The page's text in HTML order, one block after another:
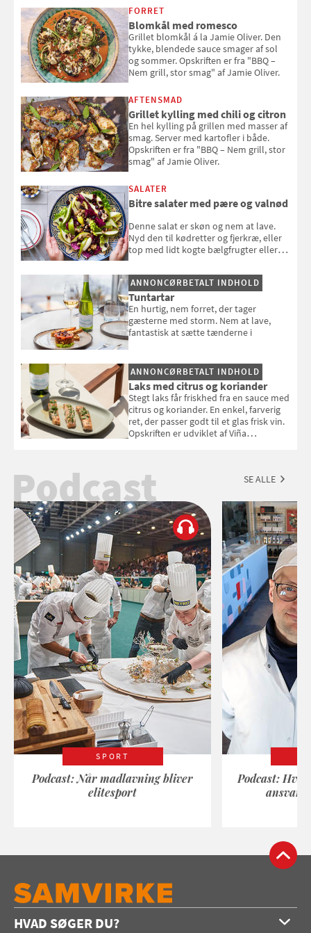
smag" af Jamie Oliver.
FORRET
Blomkål med romesco
Grillet blomkål á la Jamie Oliver. Den
tykke, blendede sauce smager af sol
og sommer. Opskriften er fra "BBQ –
Nem grill, stor smag" af Jamie Oliver.
AFTENSMAD
Grillet kylling med chili og citron
En hel kylling på grillen med masser af
smag. Server med kartofler i både.
Opskriften er fra "BBQ – Nem grill, stor
smag" af Jamie Oliver.
SALATER
Bitre salater med pære og valnød
Denne salat er skøn og nem at lave.
Nyd den til kødretter og fjerkræ, eller
top med lidt kogte bælgfrugter eller
selvstændigt måltid. Opskriften er fra
Louisa Lorangs kogebog "Salat".
ANNONCØRBETALT INDHOLD
Tuntartar
En hurtig, nem forret, der tager
gæsterne med storm. Nem at lave,
fantastisk at sætte tænderne i
ANNONCØRBETALT INDHOLD
Laks med citrus og koriander
Stegt laks får friskhed fra en sauce med
citrus og koriander. En enkel, farverig
ret, der passer godt til et glas frisk vin.
Opskriften er udviklet af Viña
Podcast SE ALLE
SPORT
Podcast: Når madlavning bliver
elitesport
Podcast:
HVAD SØGER DU?